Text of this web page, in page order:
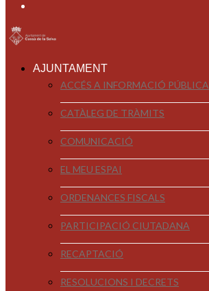
AJUNTAMENT
ACCÉS A INFORMACIÓ PÚBLICA
CATÀLEG DE TRÀMITS
COMUNICACIÓ
EL MEU ESPAI
ORDENANCES FISCALS
PARTICIPACIÓ CIUTADANA
RECAPTACIÓ
RESOLUCIONS I DECRETS